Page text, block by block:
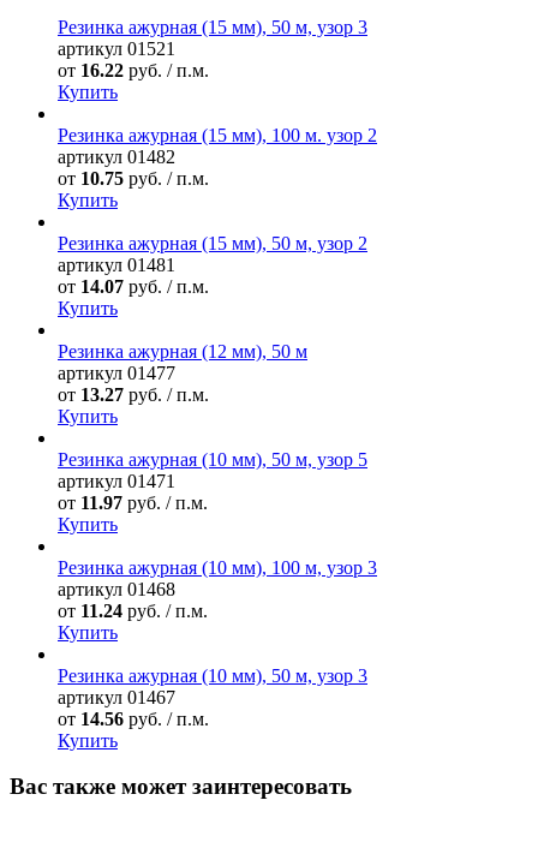
Резинка ажурная (15 мм), 50 м, узор 3
артикул 01521
от 16.22 руб. / п.м.
Купить
Резинка ажурная (15 мм), 100 м. узор 2
артикул 01482
от 10.75 руб. / п.м.
Купить
Резинка ажурная (15 мм), 50 м, узор 2
артикул 01481
от 14.07 руб. / п.м.
Купить
Резинка ажурная (12 мм), 50 м
артикул 01477
от 13.27 руб. / п.м.
Купить
Резинка ажурная (10 мм), 50 м, узор 5
артикул 01471
от 11.97 руб. / п.м.
Купить
Резинка ажурная (10 мм), 100 м, узор 3
артикул 01468
от 11.24 руб. / п.м.
Купить
Резинка ажурная (10 мм), 50 м, узор 3
артикул 01467
от 14.56 руб. / п.м.
Купить
Вас также может заинтересовать